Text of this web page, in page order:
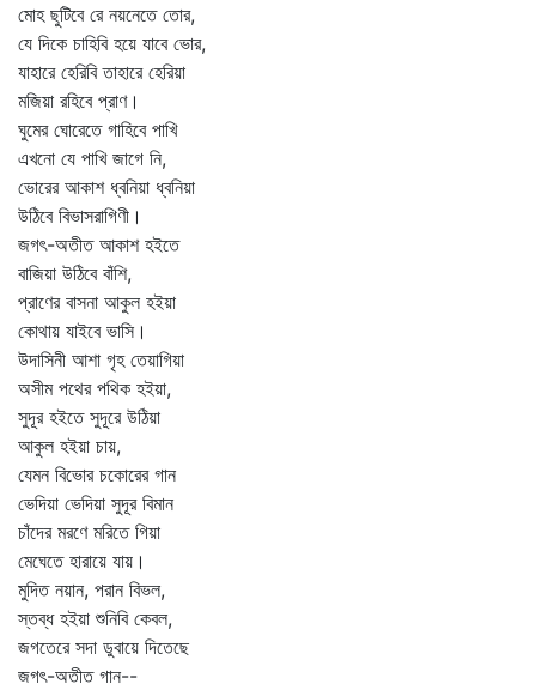
মোহ ছুটিবে রে নয়নেতে তোর,
যে দিকে চাহিবি হয়ে যাবে ভোর,
যাহারে হেরিবি তাহারে হেরিয়া
মজিয়া রহিবে প্রাণ।
ঘুমের ঘোরেতে গাহিবে পাখি
এখনো যে পাখি জাগে নি,
ভোরের আকাশ ধ্বনিয়া ধ্বনিয়া
উঠিবে বিভাসরাগিণী।
জগৎ-অতীত আকাশ হইতে
বাজিয়া উঠিবে বাঁশি,
প্রাণের বাসনা আকুল হইয়া
কোথায় যাইবে ভাসি।
উদাসিনী আশা গৃহ তেয়াগিয়া
অসীম পথের পথিক হইয়া,
সুদূর হইতে সুদূরে উঠিয়া
আকুল হইয়া চায়,
যেমন বিভোর চকোরের গান
ভেদিয়া ভেদিয়া সুদূর বিমান
চাঁদের মরণে মরিতে গিয়া
মেঘেতে হারায়ে যায়।
মুদিত নয়ান, পরান বিভল,
স্তব্ধ হইয়া শুনিবি কেবল,
জগতেরে সদা ডুবায়ে দিতেছে
জগৎ-অতীত গান--